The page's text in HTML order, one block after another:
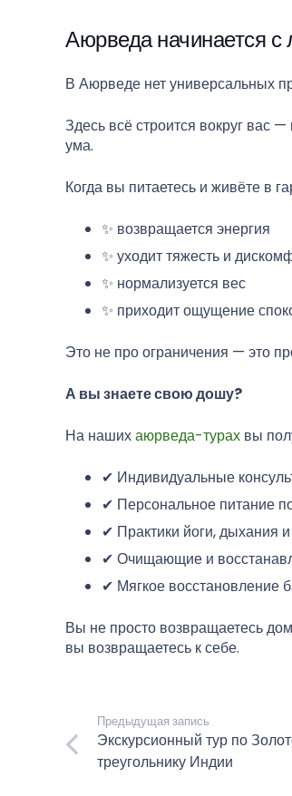
Аюрведа начинается с
В Аюрведе нет универсальных
Здесь всё строится вокруг вас
ума.
Когда вы питаетесь и живёте в
✨ возвращается энергия
✨ уходит тяжесть и
✨ нормализуется вес
✨ приходит ощущение
Это не про ограничения — это
А вы знаете свою дошу?
На нашихаюрведа-турах вы
✔ Индивидуальные
✔ Персональное питание
✔ Практики йоги, дыхания
✔ Очищающие и
✔ Мягкое восстановление
Вы не просто возвращаетесь
вы возвращаетесь к себе.
Предыдущая запись
Экскурсионный тур по
треугольнику Индии